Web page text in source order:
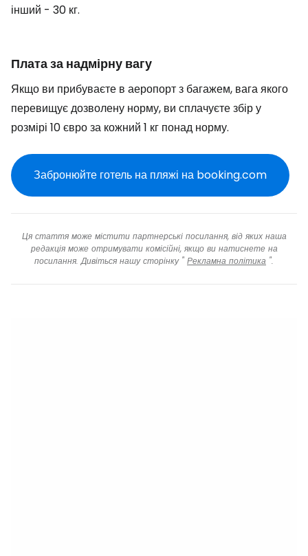
інший - 30 кг.
Плата за надмірну вагу
Якщо ви прибуваєте в аеропорт з багажем, вага якого
перевищує дозволену норму, ви сплачуєте збір у
розмірі 10 євро за кожний 1 кг понад норму.
Забронюйте готель на пляжі на booking.com
Ця стаття може містити партнерські посилання, від яких наша
редакція може отримувати комісійні, якщо ви натиснете на
посилання. Дивіться нашу сторінку " Рекламна політика ".